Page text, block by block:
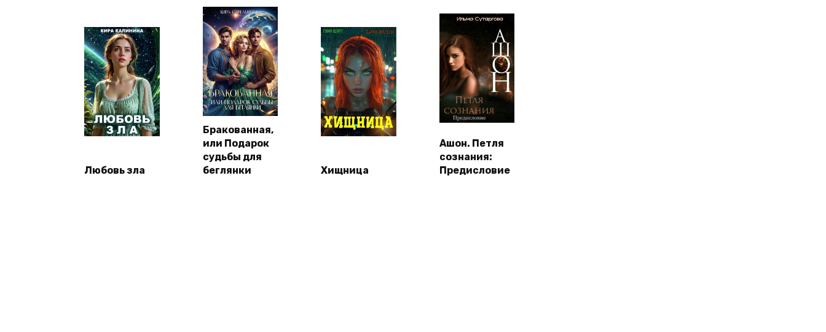
Любовь зла
Бракованная,
или Подарок
судьбы для
беглянки
Хищница
Ашон. Петля
сознания:
Предисловие